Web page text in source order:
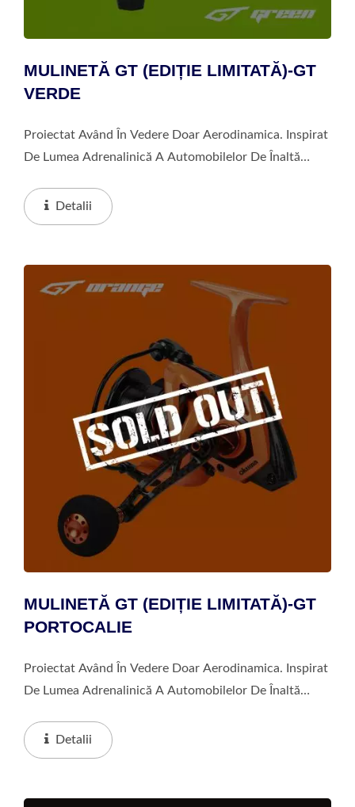
MULINETĂ GT (EDIȚIE LIMITATĂ)-GT
VERDE
Proiectat Având În Vedere Doar Aerodinamica. Inspirat
De Lumea Adrenalinică A Automobilelor De Înaltă
Green Și GT Orange Care Continuă Să Răsune....
Detalii
MULINETĂ GT (EDIȚIE LIMITATĂ)-GT
PORTOCALIE
Proiectat Având În Vedere Doar Aerodinamica. Inspirat
De Lumea Adrenalinică A Automobilelor De Înaltă
Green Și GT Orange Care Continuă Să Răsune....
Detalii